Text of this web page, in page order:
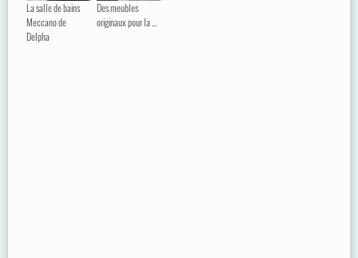
La salle de bains
Meccano de
Delpha
Des meubles
originaux pour la ...